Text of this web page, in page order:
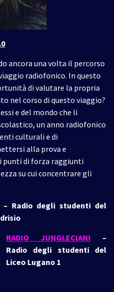
ancora una volta il percorso
radiofonico. In questo
di valutare la propria
nel corso di questo viaggio?
e del mondo che li
un anno radiofonico
culturali e di
alla prova e
punti di forza raggiunti
su cui concentrare gli
– Radio degli studenti del
RADIO JUNGLECIANI –
Radio degli studenti del
Liceo Lugano 1